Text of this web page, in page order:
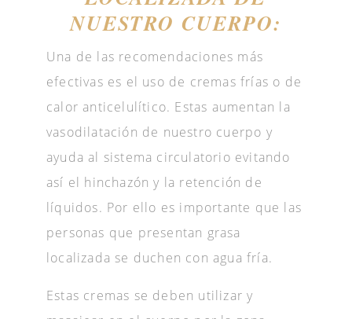
NUESTRO CUERPO:
Una de las recomendaciones más
efectivas es el uso de cremas frías o de
calor anticelulítico. Estas aumentan la
vasodilatación de nuestro cuerpo y
ayuda al sistema circulatorio evitando
así el hinchazón y la retención de
líquidos. Por ello es importante que las
personas que presentan grasa
localizada se duchen con agua fría.
Estas cremas se deben utilizar y